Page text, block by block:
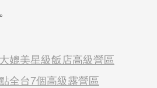
媲美星級飯店高級營區
全台7個高級露營區